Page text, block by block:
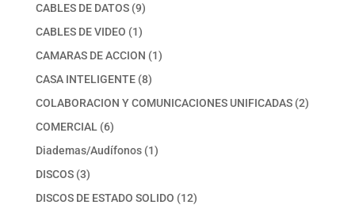
CABLES DE DATOS 99
productos
CABLES DE VIDEO 11
producto
CAMARAS DE ACCION 11
CASA INTELIGENTE 88
productos
COLABORACION Y COMUNICACIONES UNIFICADAS 22
COMERCIAL 66
productos
Diademas/Audífonos 11
DISCOS 33
productos
DISCOS DE ESTADO SOLIDO 1212